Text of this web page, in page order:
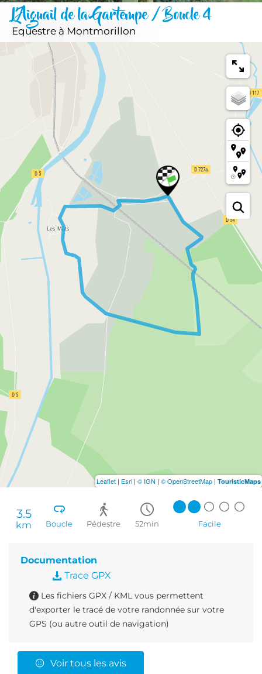
L'Aiguail de la Gartempe / Boucle 4
Equestre à Montmorillon
3.5
km Boucle Pédestre 52min Facile
Documentation
Trace GPX
Les fichiers GPX / KML vous permettent
d'exporter le tracé de votre randonnée sur votre
GPS (ou autre outil de navigation)
Voir tous les avis
Leaflet | Esri | © IGN | © OpenStreetMap | TouristicMaps